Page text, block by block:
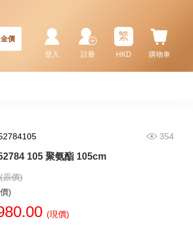
價
購物車
繁
HKD
註冊
登入
354
105 聚氨酯 105cm
原價)
)
(現價)
Submariner 124060-0001 精鋼
無日曆 黑水鬼
102,000.00